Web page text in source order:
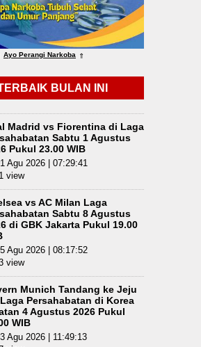
Kurang dari 6 Jam, Polsek
Ayo Perangi Narkoba ⇑
BULAN INI
Madrid vs Fiorentina di Laga
Sabtu 1 Agustus
Pukul 23.00 WIB
Agu 2026 | 07:29:41
view
vs AC Milan Laga
Sabtu 8 Agustus
di GBK Jakarta Pukul 19.00
Agu 2026 | 08:17:52
view
Munich Tandang ke Jeju
Persahabatan di Korea
4 Agustus 2026 Pukul
WIB
Agu 2026 | 11:49:13